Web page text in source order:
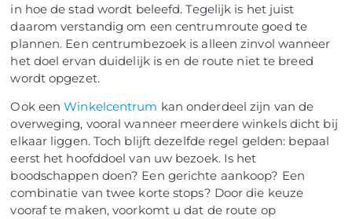
in hoe de stad wordt beleefd. Tegelijk is het juist
daarom verstandig om een centrumroute goed te
plannen. Een centrumbezoek is alleen zinvol wanneer
het doel ervan duidelijk is en de route niet te breed
wordt opgezet.
Ook eenWinkelcentrum kan onderdeel zijn van de
overweging, vooral wanneer meerdere winkels dicht bij
elkaar liggen. Toch blijft dezelfde regel gelden: bepaal
eerst het hoofddoel van uw bezoek. Is het
boodschappen doen? Een gerichte aankoop? Een
combinatie van twee korte stops? Door die keuze
vooraf te maken, voorkomt u dat de route op